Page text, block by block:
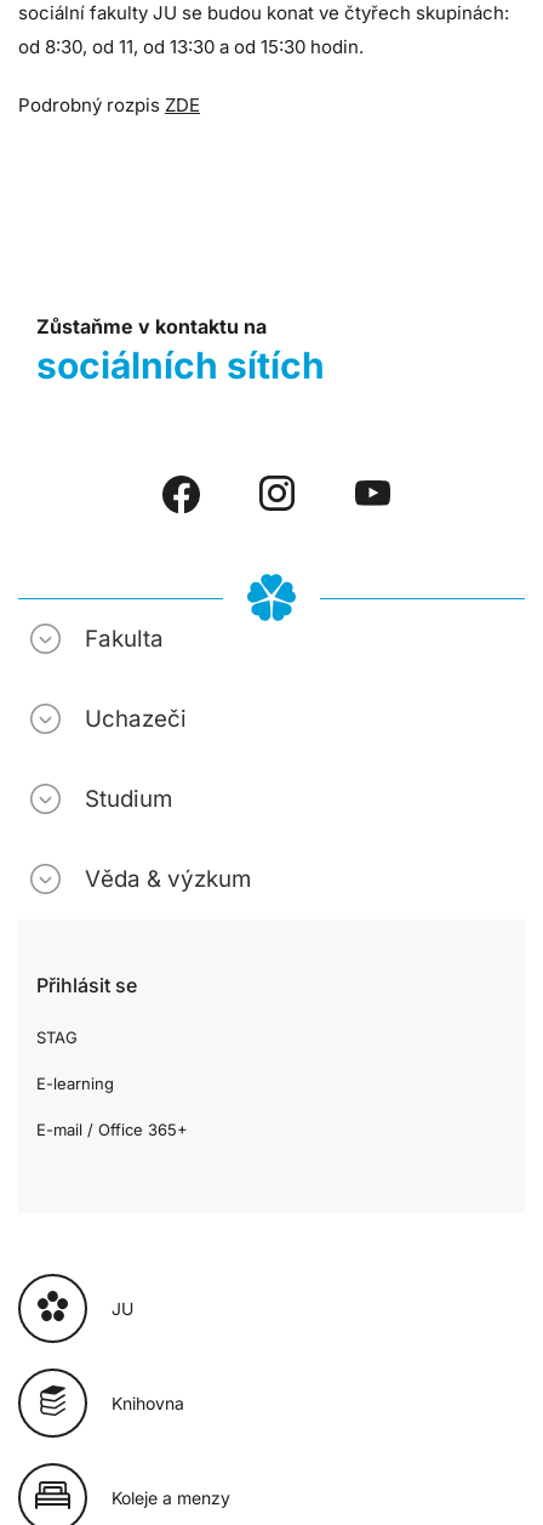
sociální fakulty JU se budou konat ve čtyřech skupinách:
od 8:30, od 11, od 13:30 a od 15:30 hodin.
Podrobný rozpis ZDE
Zůstaňme v kontaktu na
sociálních sítích
Fakulta
Uchazeči
Studium
Věda & výzkum
Přihlásit se
STAG
E-learning
E-mail / Office 365+
JU
Knihovna
Koleje a menzy